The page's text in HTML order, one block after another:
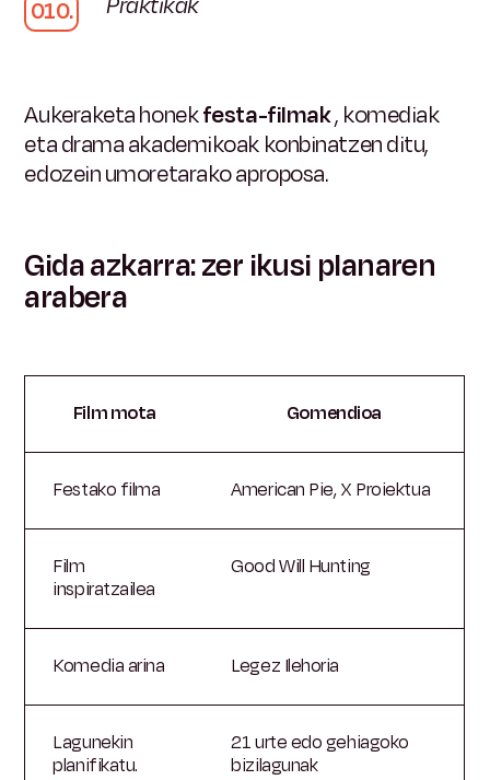
Aukeraketa honekfesta-filmak, komediak
eta drama akademikoak konbinatzen ditu,
edozein umoretarako aproposa.
Gida azkarra: zer ikusi planaren
arabera
Film mota Gomendioa
Festako filma American Pie, X Proiektua
Film
inspiratzailea
Good Will Hunting
Komedia arina Legez Ilehoria
Lagunekin
planifikatu.
21 urte edo gehiagoko
bizilagunak